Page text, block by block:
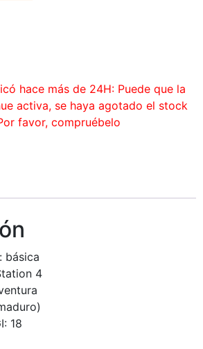
hace más de 24H: Puede que la
activa, se haya agotado el stock
favor, compruébelo
básica
4
18